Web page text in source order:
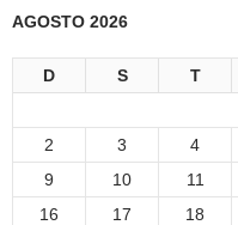
AGOSTO 2026
D S T
2
3 4
9
10 11
16
17 18